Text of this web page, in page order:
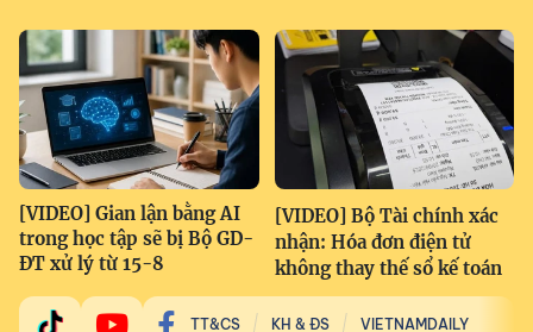
[VIDEO] Gian lận bằng AI
trong học tập sẽ bị Bộ GD-
ĐT xử lý từ 15-8
[VIDEO] Bộ Tài chính xác
nhận: Hóa đơn điện tử
không thay thế sổ kế toán
TT&CS KH & ĐS VIETNAMDAILY